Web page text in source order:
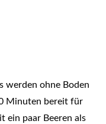
werden ohne Boden
Minuten bereit für
ein paar Beeren als